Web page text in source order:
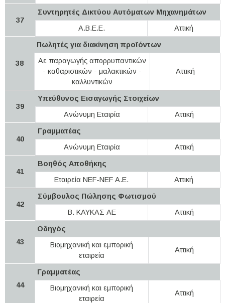
37
Συντηρητές Δικτύου Αυτόματων Μηχανημάτων
Α.Β.Ε.Ε.
Αττική
38
Πωλητές για διακίνηση προϊόντων
Αε παραγωγής απορρυπαντικών
- καθαριστικών - μαλακτικών -
καλλυντικών
Αττική
39
Υπεύθυνος Εισαγωγής Στοιχείων
Ανώνυμη Εταιρία
Αττική
40
Γραμματέας
Ανώνυμη Εταιρία
Αττική
41
Βοηθός Aποθήκης
Εταιρεία NEF-NEF Α.Ε.
Αττική
42
Σύμβουλος Πώλησης Φωτισμού
Β. ΚΑΥΚΑΣ ΑΕ
Αττική
43
Οδηγός
Βιομηχανική και εμπορική
εταιρεία
Αττική
44
Γραμματέας
Βιομηχανική και εμπορική
εταιρεία
Αττική